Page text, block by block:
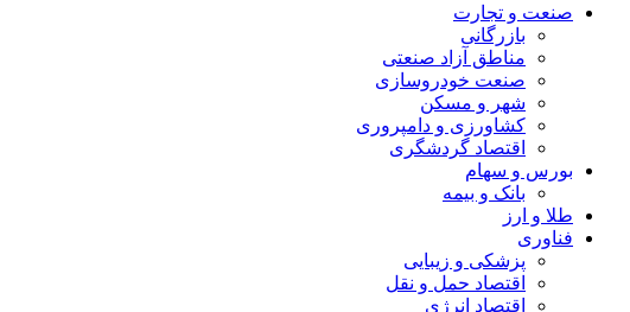
صنعت و تجارت
بازرگانی
مناطق آزاد صنعتی
صنعت خودروسازی
شهر و مسکن
کشاورزی و دامپروری
اقتصاد گردشگری
بورس و سهام
بانک و بیمه
طلا و ارز
فناوری
پزشکی و زیبایی
اقتصاد حمل و نقل
اقتصاد انرژی